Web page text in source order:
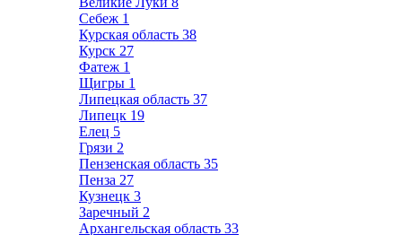
Себеж 1
Курская область 38
Курск 27
Фатеж 1
Щигры 1
Липецкая область 37
Липецк 19
Елец 5
Грязи 2
Пензенская область 35
Пенза 27
Кузнецк 3
Заречный 2
Архангельская область 33